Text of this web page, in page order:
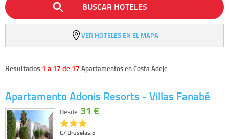
BUSCAR HOTELES
VER HOTELES EN EL MAPA
Resultados 1 a 17 de 17 Apartamentos en Costa Adeje
Apartamento Adonis Resorts - Villas Fanabé
C/ Bruselas,5
Desde 31 €